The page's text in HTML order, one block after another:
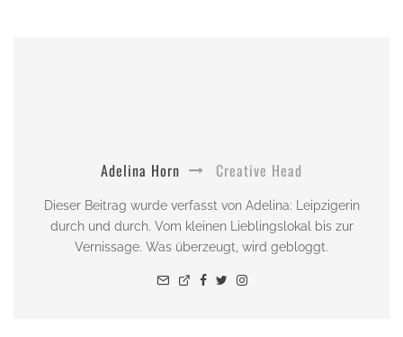
Adelina Horn Creative Head
Dieser Beitrag wurde verfasst von Adelina: Leipzigerin
durch und durch. Vom kleinen Lieblingslokal bis zur
Vernissage. Was überzeugt, wird gebloggt.